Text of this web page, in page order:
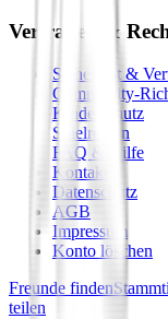
Vertrauen &
Sicherheit &
Community-
Kinderschutz
Spielregeln
FAQ & Hilfe
Kontakt
Datenschutz
AGB
Impressum
Konto löschen
Freunde finden
teilen